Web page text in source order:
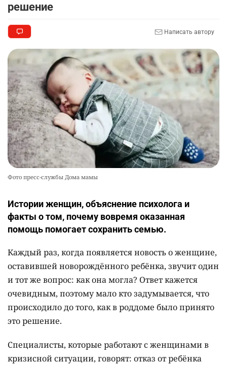
💻 В школах Казахстана изменили название и
содержание некоторых предметов
2454 3 19
решение
Написать автору
Фото пресс-службы Дома мамы
Истории женщин, объяснение психолога и
факты о том, почему вовремя оказанная
помощь помогает сохранить семью.
Каждый раз, когда появляется новость о женщине,
оставившей новорождённого ребёнка, звучит один
и тот же вопрос: как она могла? Ответ кажется
очевидным, поэтому мало кто задумывается, что
происходило до того, как в роддоме было принято
это решение.
Специалисты, которые работают с женщинами в
кризисной ситуации, говорят: отказ от ребёнка